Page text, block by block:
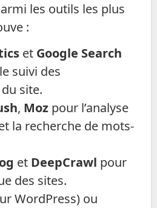
les outils les plus
:
et Google Search
suivi des
site.
, Mozpour l’analyse
la recherche de mots-
et DeepCrawl pour
des sites.
WordPress) ou